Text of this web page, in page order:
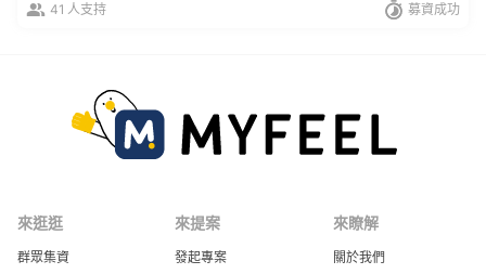
41 人支持 募資成功
來逛逛
群眾集資
來提案
發起專案
來瞭解
關於我們